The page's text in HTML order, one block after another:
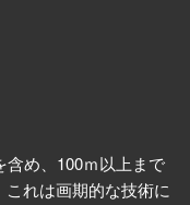
含め、100ｍ以上まで
れは画期的な技術に